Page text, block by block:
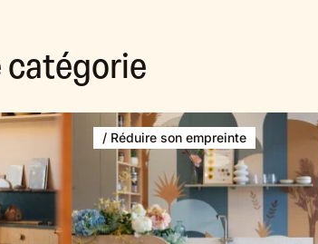
catégorie
/ Réduire son empreinte